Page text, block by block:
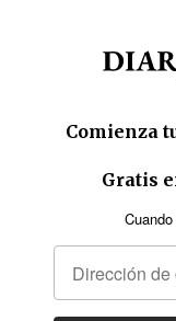
Comienza
Gratis